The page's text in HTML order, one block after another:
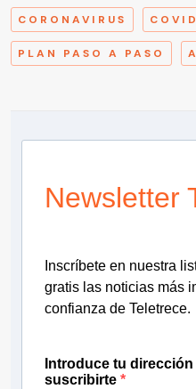
CORONAVIRUS
PLAN PASO A PASO
Newsletter
Inscríbete en nuestra
gratis las noticias más
confianza de Teletrece.
Introduce tu
suscribirte